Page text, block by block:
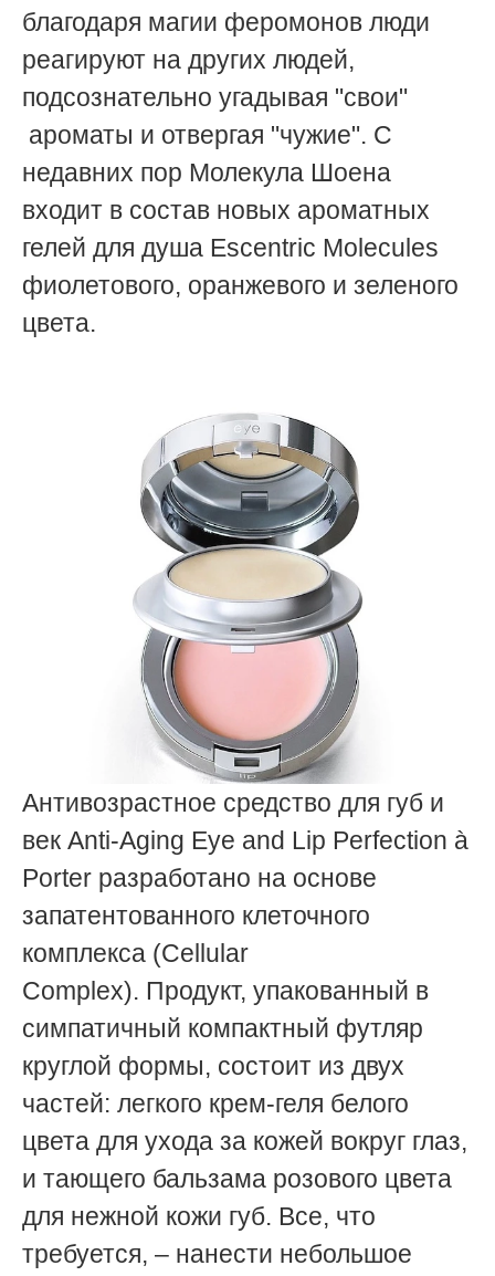
благодаря магии феромонов люди
реагируют на других людей,
подсознательно угадывая "свои"
ароматы и отвергая "чужие". С
недавних пор Молекула Шоена
входит в состав новых ароматных
гелей для душа Escentric Molecules
фиолетового, оранжевого и зеленого
цвета.
Антивозрастное средство для губ и
век Anti-Aging Eye and Lip Perfection à
Porter разработано на основе
запатентованного клеточного
комплекса (Cellular
Complex). Продукт, упакованный в
симпатичный компактный футляр
круглой формы, состоит из двух
частей: легкого крем-геля белого
цвета для ухода за кожей вокруг глаз,
и тающего бальзама розового цвета
для нежной кожи губ. Все, что
требуется, – нанести небольшое